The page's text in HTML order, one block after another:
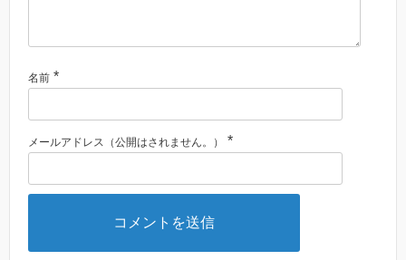
名前 *
メールアドレス（公開はされません。） *